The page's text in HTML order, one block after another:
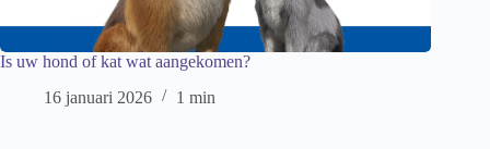
Is uw hond of kat wat aangekomen?
16 januari 2026
1 min